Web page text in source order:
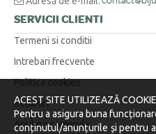
SERVICII CLIENTI
Termeni si conditii
Intrebari frecvente
Politica cookies
Retururi
Anulare comanda
ACEST SITE UTILIZEAZĂ
Pentru a asigura buna
conținutul/anunțurile și pentru